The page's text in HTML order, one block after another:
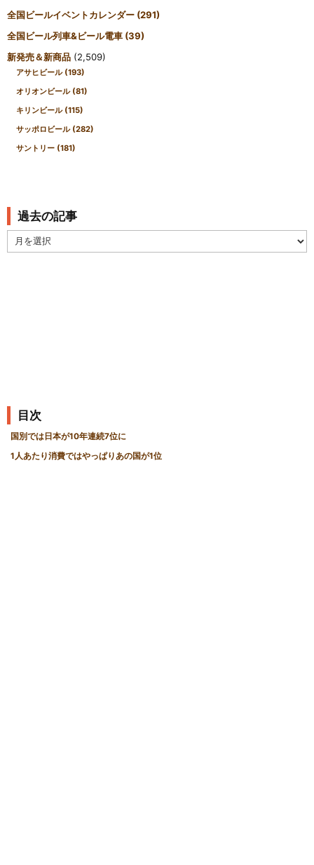
全国ビールイベントカレンダー (291)
全国ビール列車&ビール電車 (39)
新発売＆新商品 (2,509)
アサヒビール (193)
オリオンビール (81)
キリンビール (115)
サッポロビール (282)
サントリー (181)
過去の記事
去
目次
国別では日本が10年連続7位に
1人あたり消費ではやっぱりあの国が1位